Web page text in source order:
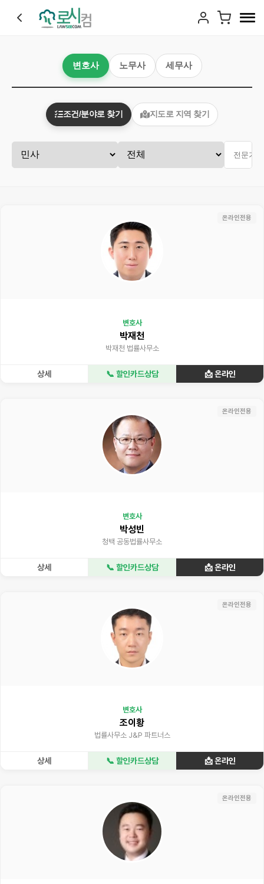
변호사 노무사 세무사
조건/분야로 찾기 지도로 지역 찾기
온라인전용
변호사
박재천
박재천 법률사무소
상세 📞 할인카드상담 📩 온라인
온라인전용
변호사
박성빈
청백 공동법률사무소
상세 📞 할인카드상담 📩 온라인
온라인전용
변호사
조이황
법률사무소 J&P 파트너스
상세 📞 할인카드상담 📩 온라인
온라인전용